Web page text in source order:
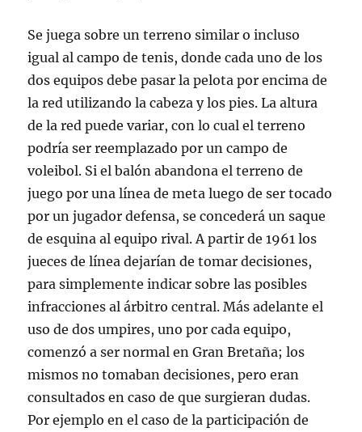
Se juega sobre un terreno similar o incluso
igual al campo de tenis, donde cada uno de los
dos equipos debe pasar la pelota por encima de
la red utilizando la cabeza y los pies. La altura
de la red puede variar, con lo cual el terreno
podría ser reemplazado por un campo de
voleibol. Si el balón abandona el terreno de
juego por una línea de meta luego de ser tocado
por un jugador defensa, se concederá un saque
de esquina al equipo rival. A partir de 1961 los
jueces de línea dejarían de tomar decisiones,
para simplemente indicar sobre las posibles
infracciones al árbitro central. Más adelante el
uso de dos umpires, uno por cada equipo,
comenzó a ser normal en Gran Bretaña; los
mismos no tomaban decisiones, pero eran
consultados en caso de que surgieran dudas.
Por ejemplo en el caso de la participación de